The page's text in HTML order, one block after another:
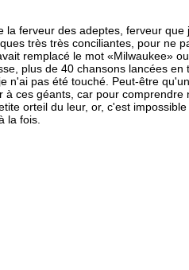
la ferveur des adeptes, ferveur que
très très conciliantes, pour ne
remplacé le mot «Milwaukee»
plus de 40 chansons lancées en
n'ai pas été touché. Peut-être
ces géants, car pour comprendre
orteil du leur, or, c'est
la fois.